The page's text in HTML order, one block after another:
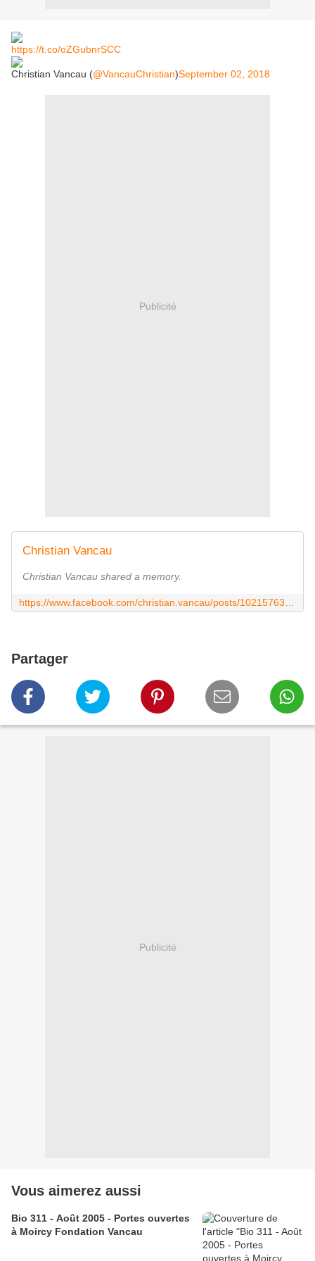
https://t.co/oZGubnrSCC
Christian Vancau (@VancauChristian)September 02, 2018
Publicité
Christian Vancau
Christian Vancau shared a memory.
Partager
Publicité
Vous aimerez aussi
Bio 311 - Août 2005 - Portes ouvertes
à Moircy Fondation Vancau